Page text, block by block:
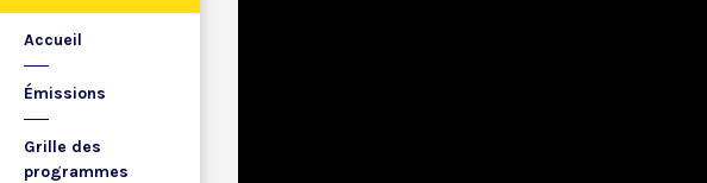
Accueil
Émissions
Grille des
programmes